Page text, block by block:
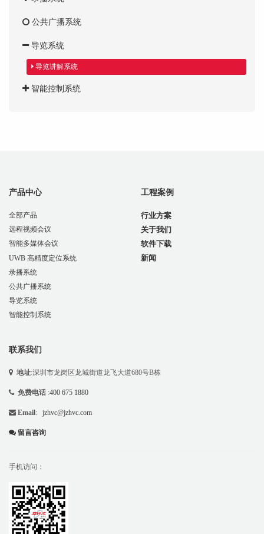
公共广播系统
导览系统
导览讲解系统
智能控制系统
产品中心
全部产品
远程视频会议
智能多媒体会议
UWB 高精度定位系统
录播系统
公共广播系统
导览系统
智能控制系统
工程案例
行业方案
关于我们
软件下载
新闻
联系我们
地址:深圳市龙岗区龙城街道龙飞大道680号B栋
免费电话 :400 675 1880
Email: jzhvc@jzhvc.com
留言咨询
手机访问：